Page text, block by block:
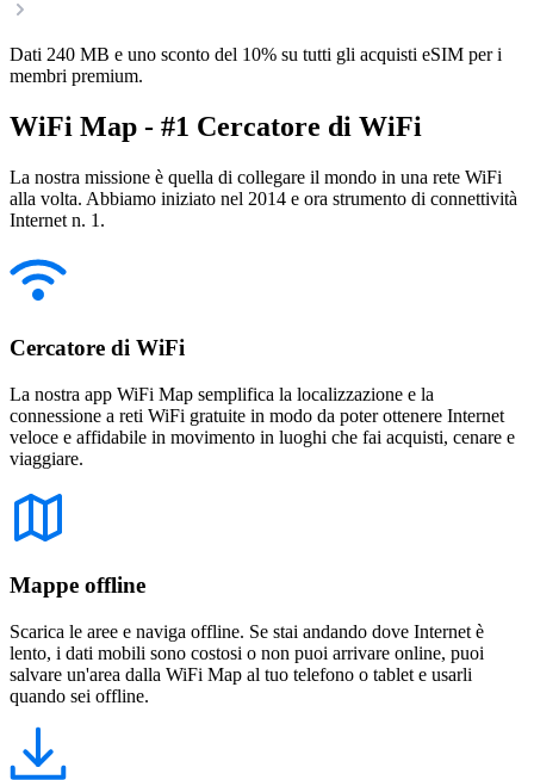
Dati 240 MB e uno sconto del 10% su tutti gli acquisti eSIM per i
membri premium.
WiFi Map - #1 Cercatore di WiFi
La nostra missione è quella di collegare il mondo in una rete WiFi
alla volta. Abbiamo iniziato nel 2014 e ora strumento di connettività
Internet n. 1.
Cercatore di WiFi
La nostra app WiFi Map semplifica la localizzazione e la
connessione a reti WiFi gratuite in modo da poter ottenere Internet
veloce e affidabile in movimento in luoghi che fai acquisti, cenare e
viaggiare.
Mappe offline
Scarica le aree e naviga offline. Se stai andando dove Internet è
lento, i dati mobili sono costosi o non puoi arrivare online, puoi
salvare un'area dalla WiFi Map al tuo telefono o tablet e usarli
quando sei offline.